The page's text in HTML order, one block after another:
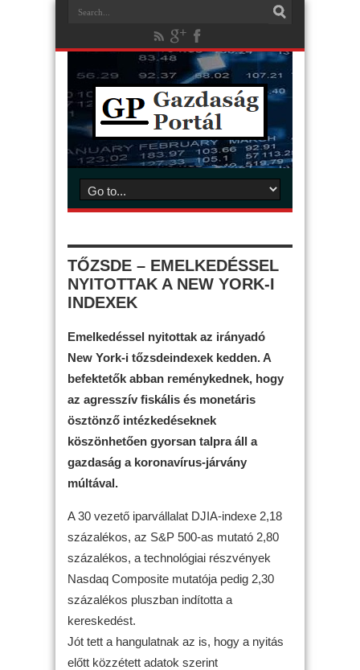
TŐZSDE – EMELKEDÉSSEL
NYITOTTAK A NEW YORK-I
INDEXEK
Emelkedéssel nyitottak az irányadó
New York-i tőzsdeindexek kedden. A
befektetők abban reménykednek, hogy
az agresszív fiskális és monetáris
ösztönző intézkedéseknek
köszönhetően gyorsan talpra áll a
gazdaság a koronavírus-járvány
múltával.
A 30 vezető iparvállalat DJIA-indexe 2,18
százalékos, az S&P 500-as mutató 2,80
százalékos, a technológiai részvények
Nasdaq Composite mutatója pedig 2,30
százalékos pluszban indította a
kereskedést.
Jót tett a hangulatnak az is, hogy a nyitás
előtt közzétett adatok szerint